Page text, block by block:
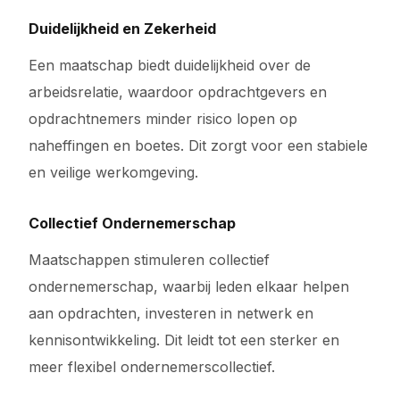
Duidelijkheid en Zekerheid
Een maatschap biedt duidelijkheid over de
arbeidsrelatie, waardoor opdrachtgevers en
opdrachtnemers minder risico lopen op
naheffingen en boetes. Dit zorgt voor een stabiele
en veilige werkomgeving.
Collectief Ondernemerschap
Maatschappen stimuleren collectief
ondernemerschap, waarbij leden elkaar helpen
aan opdrachten, investeren in netwerk en
kennisontwikkeling. Dit leidt tot een sterker en
meer flexibel ondernemerscollectief.